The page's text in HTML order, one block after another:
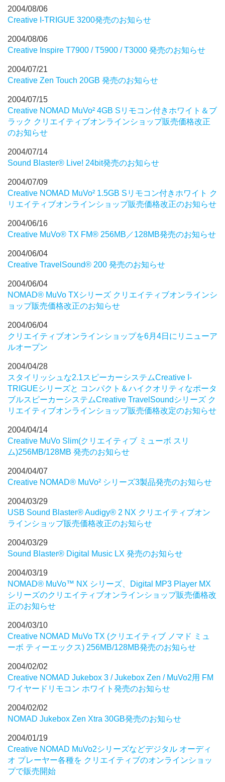
2004/08/06
Creative I-TRIGUE 3200発売のお知らせ
2004/08/06
Creative Inspire T7900 / T5900 / T3000 発売のお知らせ
2004/07/21
Creative Zen Touch 20GB 発売のお知らせ
2004/07/15
Creative NOMAD MuVo² 4GB Sリモコン付きホワイト＆ブ
ラック クリエイティブオンラインショップ販売価格改正
のお知らせ
2004/07/14
Sound Blaster® Live! 24bit発売のお知らせ
2004/07/09
Creative NOMAD MuVo² 1.5GB Sリモコン付きホワイト ク
リエイティブオンラインショップ販売価格改正のお知らせ
2004/06/16
Creative MuVo® TX FM® 256MB／128MB発売のお知らせ
2004/06/04
Creative TravelSound® 200 発売のお知らせ
2004/06/04
NOMAD® MuVo TXシリーズ クリエイティブオンラインシ
ョップ販売価格改正のお知らせ
2004/06/04
クリエイティブオンラインショップを6月4日にリニューア
ルオープン
2004/04/28
スタイリッシュな2.1スピーカーシステムCreative I-
TRIGUEシリーズと コンパクト＆ハイクオリティなポータ
ブルスピーカーシステムCreative TravelSoundシリーズ ク
リエイティブオンラインショップ販売価格改定のお知らせ
2004/04/14
Creative MuVo Slim(クリエイティブ ミューボ スリ
ム)256MB/128MB 発売のお知らせ
2004/04/07
Creative NOMAD® MuVo² シリーズ3製品発売のお知らせ
2004/03/29
USB Sound Blaster® Audigy® 2 NX クリエイティブオン
ラインショップ販売価格改正のお知らせ
2004/03/29
Sound Blaster® Digital Music LX 発売のお知らせ
2004/03/19
NOMAD® MuVo™ NX シリーズ、Digital MP3 Player MX
シリーズのクリエイティブオンラインショップ販売価格改
正のお知らせ
2004/03/10
Creative NOMAD MuVo TX (クリエイティブ ノマド ミュ
ーボ ティーエックス) 256MB/128MB発売のお知らせ
2004/02/02
Creative NOMAD Jukebox 3 / Jukebox Zen / MuVo2用 FM
ワイヤードリモコン ホワイト発売のお知らせ
2004/02/02
NOMAD Jukebox Zen Xtra 30GB発売のお知らせ
2004/01/19
Creative NOMAD MuVo2シリーズなどデジタル オーディ
オ プレーヤー各種を クリエイティブのオンラインショッ
プで販売開始